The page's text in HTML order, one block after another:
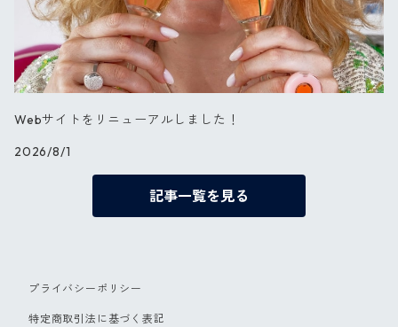
Webサイトをリニューアルしました！
2026/8/1
記事一覧を見る
プライバシーポリシー
特定商取引法に基づく表記